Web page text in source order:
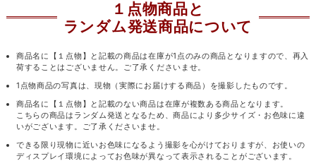
１点物商品と
ランダム発送商品について
商品名に【１点物】と記載の商品は在庫が1点のみの商品となりますので、再入
荷することはございません。ご了承くださいませ。
1点物商品の写真は、現物（実際にお届けする商品）を撮影したものです。
商品名に【１点物】と記載のない商品は在庫が複数ある商品となります。
こちらの商品はランダム発送となるため、商品により多少サイズ・お色味に違
いがございます。ご了承くださいませ。
できる限り現物に近いお色味になるよう撮影を心がけておりますが、お使いの
ディスプレイ環境によってお色味が異なって表示されることがございます。